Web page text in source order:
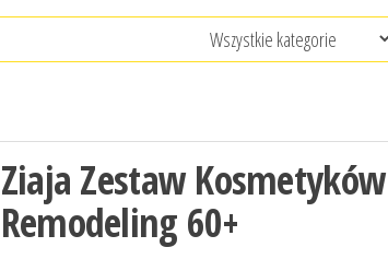
Ziaja Zestaw Kosmetyków
Remodeling 60+